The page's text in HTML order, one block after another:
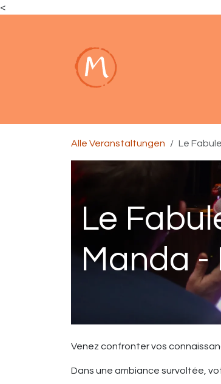
<
Alle Veranstaltungen Le
Le
Manda -
Venez confronter vos
Dans une ambiance survoltée,